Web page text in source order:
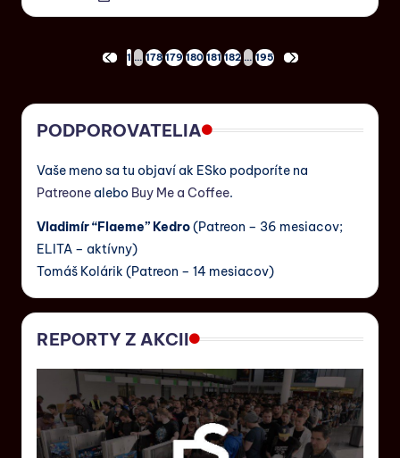
1 … 178 179 180 181 182 … 195
PODPOROVATELIA
Vaše meno sa tu objaví ak ESko podporíte na
Patreone alebo Buy Me a Coffee.
Vladimír “Flaeme” Kedro(Patreon – 36 mesiacov;
ELITA – aktívny)
Tomáš Kolárik (Patreon – 14 mesiacov)
REPORTY Z AKCII